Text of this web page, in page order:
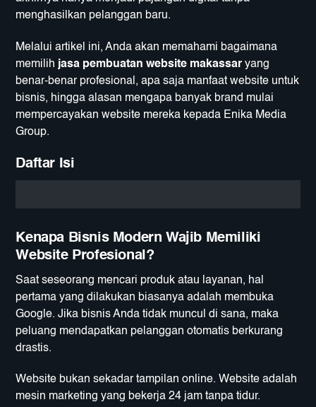
menghasilkan pelanggan baru.
Melalui artikel ini, Anda akan memahami bagaimana
memilih jasa pembuatan website makassar yang
benar-benar profesional, apa saja manfaat website untuk
bisnis, hingga alasan mengapa banyak brand mulai
mempercayakan website mereka kepada Enika Media
Group.
Daftar Isi
Kenapa Bisnis Modern Wajib Memiliki
Website Profesional?
Saat seseorang mencari produk atau layanan, hal
pertama yang dilakukan biasanya adalah membuka
Google. Jika bisnis Anda tidak muncul di sana, maka
peluang mendapatkan pelanggan otomatis berkurang
drastis.
Website bukan sekadar tampilan online. Website adalah
mesin marketing yang bekerja 24 jam tanpa tidur.